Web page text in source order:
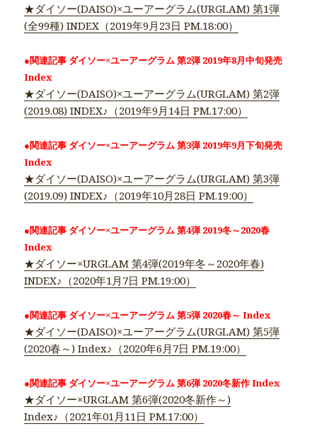
★ダイソー(DAISO)×ユーアーグラム(URGLAM) 第1弾
(全99種) INDEX（2019年9月23日 PM.18:00）
●関連記事 ダイソー×ユーアーグラム 第2弾 2019年8月中旬発売
Index
★ダイソー(DAISO)×ユーアーグラム(URGLAM) 第2弾
(2019.08) INDEX♪（2019年9月14日 PM.17:00）
●関連記事 ダイソー×ユーアーグラム 第3弾 2019年9月下旬発売
Index
★ダイソー(DAISO)×ユーアーグラム(URGLAM) 第3弾
(2019.09) INDEX♪（2019年10月28日 PM.19:00）
●関連記事 ダイソー×ユーアーグラム 第4弾 2019冬～2020春
Index
★ダイソー×URGLAM 第4弾(2019年冬～2020年春)
INDEX♪（2020年1月7日 PM.19:00）
●関連記事 ダイソー×ユーアーグラム 第5弾 2020春～ Index
★ダイソー(DAISO)×ユーアーグラム(URGLAM) 第5弾
(2020春～) Index♪（2020年6月7日 PM.19:00）
●関連記事 ダイソー×ユーアーグラム 第6弾 2020冬新作 Index
★ダイソー×URGLAM 第6弾(2020冬新作～)
Index♪（2021年01月11日 PM.17:00）